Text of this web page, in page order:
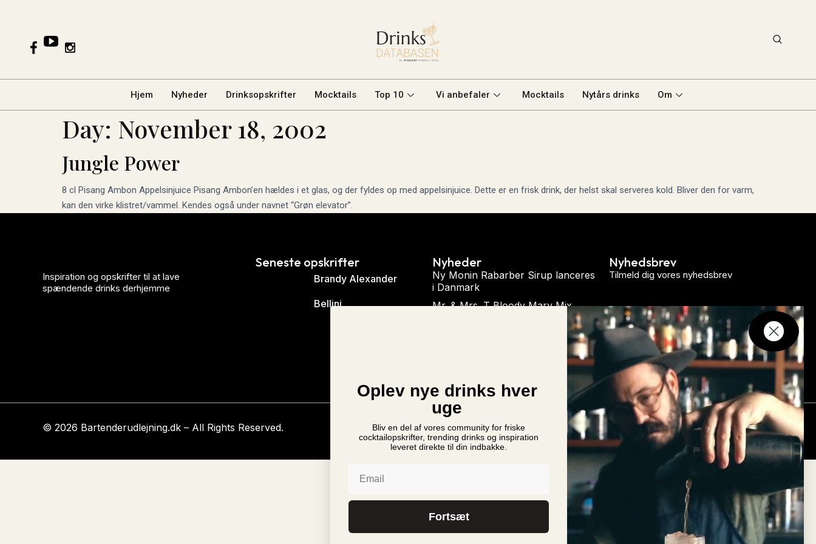
Hjem Nyheder Drinksopskrifter Mocktails Top 10 Vi anbefaler Mocktails Nytårs drinks Om
Day: November 18, 2002
Jungle Power
8 cl Pisang Ambon Appelsinjuice Pisang Ambon’en hældes i et glas, og der fyldes op med appelsinjuice. Dette er en frisk drink, der helst skal serveres kold. Bliver den for varm,
kan den virke klistret/vammel. Kendes også under navnet “Grøn elevator”.
Inspiration og opskrifter til at lave
spændende drinks derhjemme
Seneste opskrifter
Brandy Alexander
Bellini
Nyheder
Ny Monin Rabarber Sirup lanceres
i Danmark
Mr. & Mrs. T Bloody Mary Mix
Nyhedsbrev
Tilmeld dig vores nyhedsbrev
© 2026 Bartenderudlejning.dk – All Rights Reserved. Privatlivspolitik| Bliv annoncør| Kontakt os
Oplev nye drinks hver
uge
Bliv en del af vores community for friske
cocktailopskrifter, trending drinks og inspiration
leveret direkte til din indbakke.
Fortsæt